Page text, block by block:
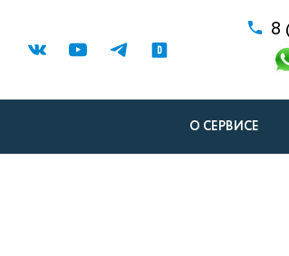
8
О СЕРВИСЕ